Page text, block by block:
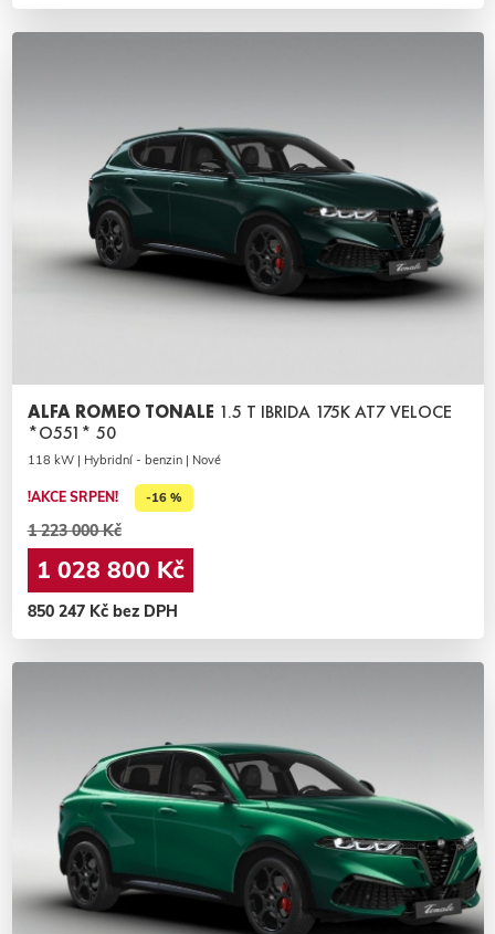
ALFA ROMEO TONALE 1.5 T IBRIDA 175K AT7 VELOCE
*O551* 50
118 kW | Hybridní - benzin | Nové
!AKCE SRPEN! -16 %
1 223 000 Kč
1 028 800 Kč
850 247 Kč bez DPH